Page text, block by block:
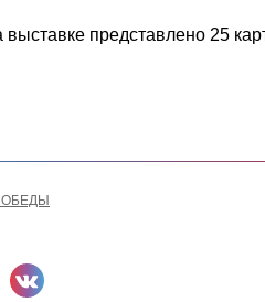
выставке представлено 25
в Телеграме
Поделиться ВКонтакте